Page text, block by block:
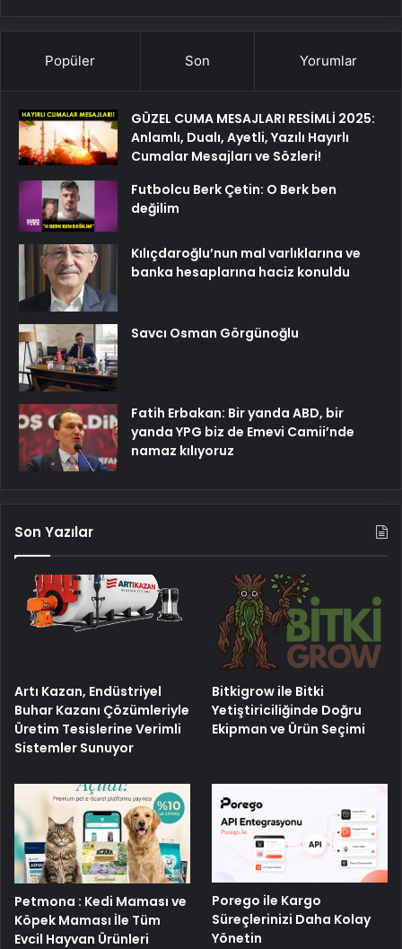
Popüler Son Yorumlar
GÜZEL CUMA MESAJLARI RESİMLİ 2025:
Anlamlı, Dualı, Ayetli, Yazılı Hayırlı
Cumalar Mesajları ve Sözleri!
Futbolcu Berk Çetin: O Berk ben
değilim
Kılıçdaroğlu’nun mal varlıklarına ve
banka hesaplarına haciz konuldu
Savcı Osman Görgünoğlu
Fatih Erbakan: Bir yanda ABD, bir
yanda YPG biz de Emevi Camii’nde
namaz kılıyoruz
Son Yazılar
Artı Kazan, Endüstriyel
Buhar Kazanı Çözümleriyle
Üretim Tesislerine Verimli
Sistemler Sunuyor
Bitkigrow ile Bitki
Yetiştiriciliğinde Doğru
Ekipman ve Ürün Seçimi
Petmona : Kedi Maması ve
Köpek Maması İle Tüm
Evcil Hayvan Ürünleri
Porego ile Kargo
Süreçlerinizi Daha Kolay
Yönetin